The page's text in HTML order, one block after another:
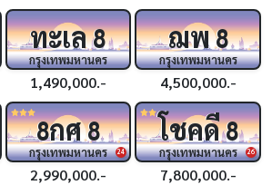
ทะเล8
กรุงเทพมหานคร
1,490,000.-
ฌพ8
กรุงเทพมหานคร
4,500,000.-
24
8กศ8
กรุงเทพมหานคร
2,990,000.-
26
โชคดี8
กรุงเทพมหานคร
7,800,000.-